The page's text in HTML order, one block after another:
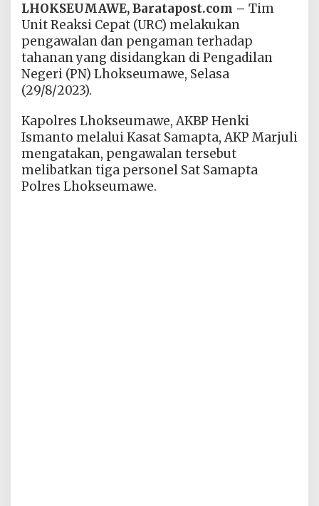
LHOKSEUMAWE, Baratapost.com – Tim
Unit Reaksi Cepat (URC) melakukan
pengawalan dan pengaman terhadap
tahanan yang disidangkan di Pengadilan
Negeri (PN) Lhokseumawe, Selasa
(29/8/2023).
Kapolres Lhokseumawe, AKBP Henki
Ismanto melalui Kasat Samapta, AKP Marjuli
mengatakan, pengawalan tersebut
melibatkan tiga personel Sat Samapta
Polres Lhokseumawe.